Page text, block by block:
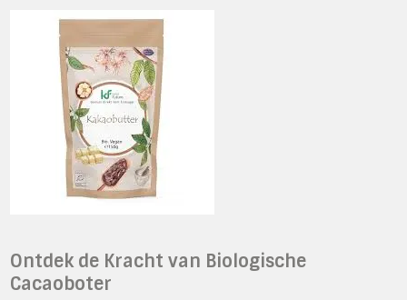
Ontdek de Kracht van Biologische
Cacaoboter